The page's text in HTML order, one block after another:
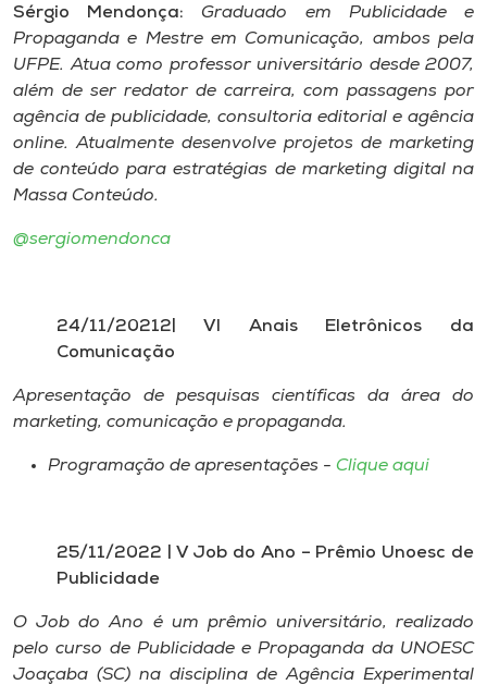
Sérgio Mendonça: Graduado em Publicidade e
Propaganda e Mestre em Comunicação, ambos pela
UFPE. Atua como professor universitário desde 2007,
além de ser redator de carreira, com passagens por
agência de publicidade, consultoria editorial e agência
online. Atualmente desenvolve projetos de marketing
de conteúdo para estratégias de marketing digital na
Massa Conteúdo.
@sergiomendonca
24/11/20212| VI Anais Eletrônicos da
Comunicação
Apresentação de pesquisas científicas da área do
marketing, comunicação e propaganda.
Programação de apresentações - Clique aqui
25/11/2022 | V Job do Ano – Prêmio Unoesc de
Publicidade
O Job do Ano é um prêmio universitário, realizado
pelo curso de Publicidade e Propaganda da UNOESC
Joaçaba (SC) na disciplina de Agência Experimental